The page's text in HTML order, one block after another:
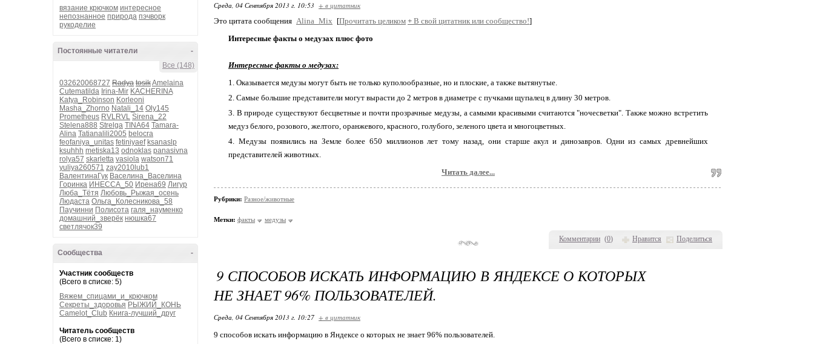
вязание крючком интересное
непознанное природа пэчворк
рукоделие
-
Постоянные читатели
Все (148)
032620068727 Radya tosikAmelaina
Cutematilda Irina-Mir KACHERINA
Katya_Robinson Korleoni
Masha_Zhorno Natali_14 Oly145
Prometheus RVLRVL Sirena_22
Stelena888 Strelga TINA64 Tamara-
Alina Tatianalili2005 belocra
feofaniya_unitas fetiniyaef ksanaslp
ksuhhh metiska13 odnoklas panasivna
rolya57 skarletta vasiola watson71
yuliya260571 zay2010lub1
ВалентинаГук Васелина_Васелина
Горинка ИНЕССА_50 Ирена69 Лигур
Люба_Тётя Любовь_Рыжая_осень
Людаста Ольга_Колесникова_58
Паучинни Полисота галя_науменко
домашний_зверёк нюшка67
светлячок39
-
Сообщества
Участник сообществ
(Всего в списке: 5)
Вяжем_спицами_и_крючком
Секреты_здоровья РЫЖИЙ_КОНЬ
Camelot_Club Книга-лучший_друг
Читатель сообществ
(Всего в списке: 1)
Комментарии (0) Нравится Поделиться
Среда, 04 Сентября 2013 г. 10:53 + в цитатник
Это цитата сообщения Alina_Mix [Прочитать целиком + В свой цитатник или сообщество!]
Интересные факты о медузах плюс фото
Интересные факты о медузах:
Оказывается медузы могут быть не только куполообразные, но и плоские, а также вытянутые.
Самые большие представители могут вырасти до 2 метров в диаметре с пучками щупалец в длину 30 метров.
В природе существуют бесцветные и почти прозрачные медузы, а самыми красивыми считаются "ночесветки". Также можно встретить
медуз белого, розового, желтого, оранжевого, красного, голубого, зеленого цвета и многоцветных.
Медузы появились на Земле более 650 миллионов лет тому назад, они старшеакул и динозавров. Одни из самых древнейших
представителей животных.
Читать далее...
Рубрики: Разное/животные
Метки: факты медузы
9 СПОСОБОВ ИСКАТЬ ИНФОРМАЦИЮ В ЯНДЕКСЕ О КОТОРЫХ
НЕ ЗНАЕТ 96% ПОЛЬЗОВАТЕЛЕЙ.
Среда, 04 Сентября 2013 г. 10:27 + в цитатник
9 способов искать информацию в Яндексе о которых не знает 96% пользователей.